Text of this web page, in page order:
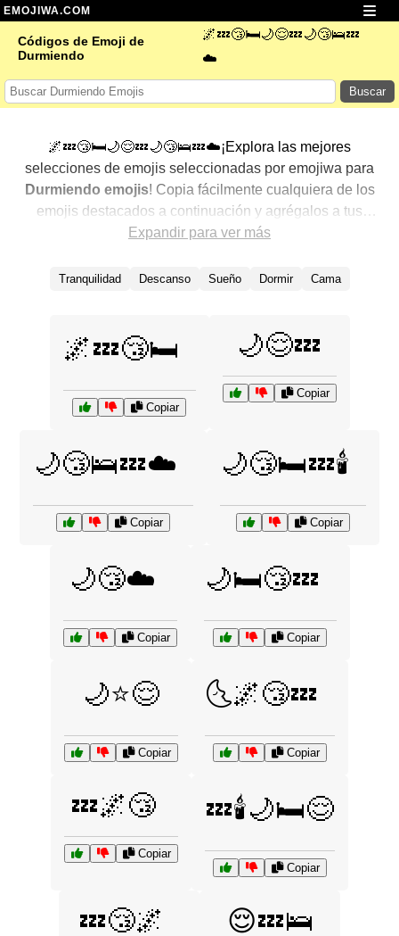
EMOJIWA.COM
Códigos de Emoji de
Durmiendo
🌌💤😴🛏️🌙😌💤🌙😴🛌💤
☁️
Buscar
🌌💤😴🛏️🌙😌💤🌙😴🛌💤☁️¡Explora las mejores
selecciones de emojis seleccionadas por emojiwa para
Durmiendo emojis! Copia fácilmente cualquiera de los
emojis destacados a continuación y agrégalos a tus
conversaciones para un toque personalizado. Hemos
mostrando primero los más populares. ¿Buscas más?
Expandir para ver más
Tranquilidad Descanso Sueño Dormir Cama
🌌💤😴🛏️
Copiar
🌙😌💤
Copiar
🌙😴🛌💤☁️
Copiar
🌙😴🛏️💤🕯️
Copiar
🌙😴☁️
Copiar
🌙🛏️😴💤
Copiar
🌙⭐😌
Copiar
🌜🌌😴💤
Copiar
💤🌌😴
Copiar
💤🕯️🌙🛏️😌
Copiar
💤😴🌌 😌💤🛌